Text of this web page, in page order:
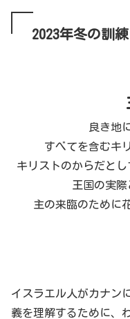
2023年冬の訓
良き地
すべてを含むキ
キリストのからだとし
王国の実際
主の来臨のために
イスラエル人がカナン
義を理解するために、